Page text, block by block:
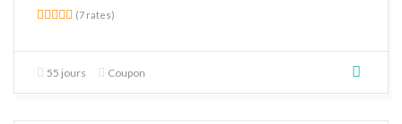
(7 rates)
55 jours Coupon